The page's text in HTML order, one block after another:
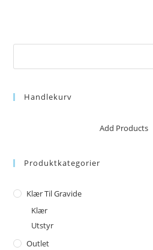
Handlekurv
No products in the cart.Add Products
Produktkategorier
Klær Til Gravide
Klær
Utstyr
Outlet